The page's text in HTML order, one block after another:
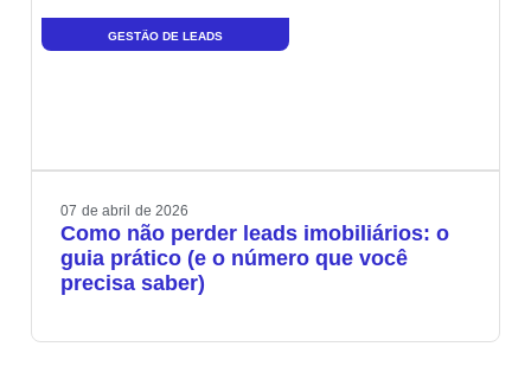
GESTÃO DE LEADS
07 de abril de 2026
Como não perder leads imobiliários: o
guia prático (e o número que você
precisa saber)